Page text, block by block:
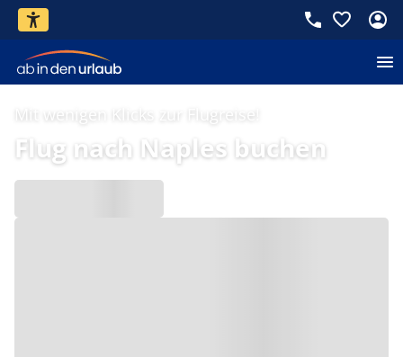
Mit wenigen Klicks zur Flugreise!
Flug nach Naples buchen